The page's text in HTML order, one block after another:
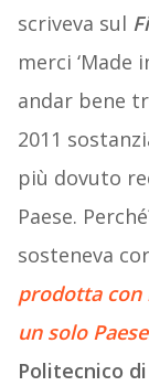
scriveva sul
merci ‘Made
andar bene
2011
più dovuto
Paese.
sosteneva
prodotta
un solo Paese
Politecnico